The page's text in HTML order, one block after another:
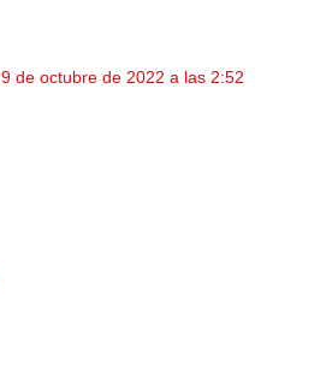
9 de octubre de 2022 a las 2:52